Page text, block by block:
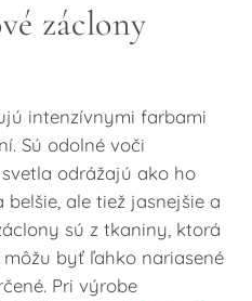
záclony
intenzívnymi farbami
Sú odolné voči
odrážajú ako ho
ale tiež jasnejšie a
sú z tkaniny, ktorá
byť ľahko nariasené
Pri výrobe